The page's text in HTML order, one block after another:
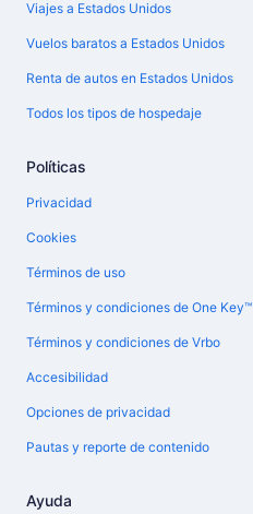
Viajes a Estados Unidos
Vuelos baratos a Estados Unidos
Renta de autos en Estados Unidos
Todos los tipos de hospedaje
Políticas
Privacidad
Cookies
Términos de uso
Términos y condiciones de One Key™
Términos y condiciones de Vrbo
Accesibilidad
Opciones de privacidad
Pautas y reporte de contenido
Ayuda